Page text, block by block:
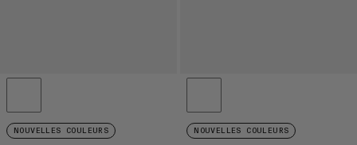
NOUVELLES COULEURS NOUVELLES COULEURS